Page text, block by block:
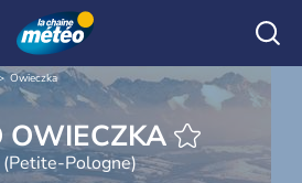
Owieczka
METEO OWIECZKA
Pologne)